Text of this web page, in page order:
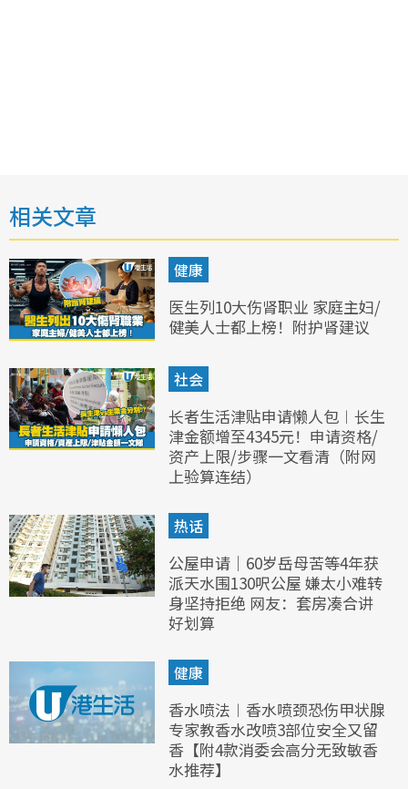
相关文章
健康
医生列10大伤肾职业 家庭主妇/
健美人士都上榜！附护肾建议
社会
长者生活津贴申请懒人包︱长生
津金额增至4345元！申请资格/
资产上限/步骤一文看清（附网
上验算连结）
热话
公屋申请｜60岁岳母苦等4年获
派天水围130呎公屋 嫌太小难转
身坚持拒绝 网友：套房凑合讲
好划算
健康
香水喷法︱香水喷颈恐伤甲状腺
专家教香水改喷3部位安全又留
香【附4款消委会高分无致敏香
水推荐】